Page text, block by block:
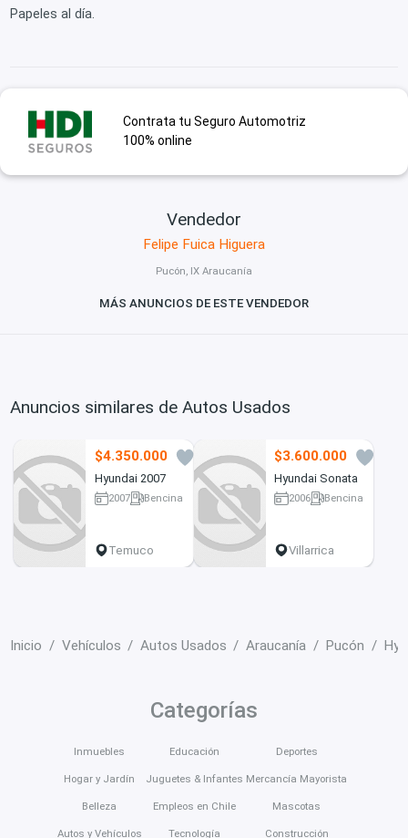
Papeles al día.
Contrata tu Seguro Automotriz
100% online
Vendedor
Felipe Fuica Higuera
Pucón, IX Araucanía
MÁS ANUNCIOS DE ESTE VENDEDOR
Anuncios similares de Autos Usados
$4.350.000
Hyundai 2007
2007
Bencina
Temuco
$3.600.000
Hyundai Sonata
2006
Bencina
Villarrica
Inicio Vehículos Autos Usados Araucanía Pucón
Categorías
Inmuebles
Hogar y Jardín
Belleza
Autos y Vehículos
Educación
Juguetes & Infantes
Empleos en Chile
Tecnología
Deportes
Mercancía Mayorista
Mascotas
Construcción